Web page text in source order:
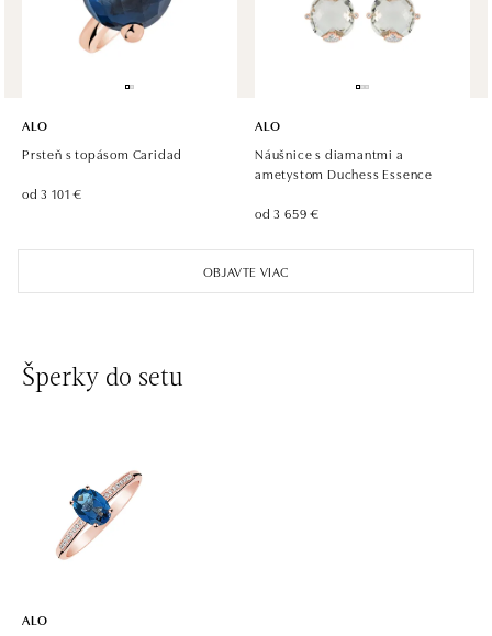
tel.: +420 733 397 316, +420 605 231 821
dnes otvorené do 21:00
ALO diamonds OC Palladium, Praha 1
Náměstí Republiky 1, 110 00 Praha 1 - Nové Město
dnes otvorené do 21:00
Pařížská 1076/7, 110 00 Praha 1
Chlumecká 765/6, 198 19 Praha 9
ALO diamonds, Westfield, Praha 4 - Chodov
Roztylská 2321/19, 148 00 Praha 4 - Chodov
tel.: +420 773 585 559, +420 730 802 800
OBJAVTE VIAC
ALO
Prsteň s topásom Caridad
od 3 101 €
ALO
Náušnice s diamantmi a
ametystom Duchess Essence
od 3 659 €
Šperky do setu
ALO